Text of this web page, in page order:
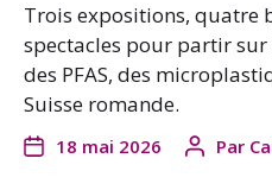
Trois expositions, quatre
spectacles pour partir sur
des PFAS, des
Suisse romande.
18 mai 2026 Par